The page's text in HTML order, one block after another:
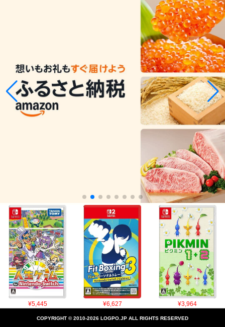
¥5,445 ¥6,627 ¥3,964
COPYRIGHT © 2010-2026 LOGPO.JP ALL RIGHTS RESERVED